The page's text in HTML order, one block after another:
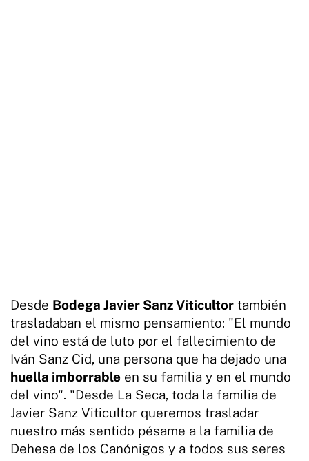
Desde Bodega Javier Sanz Viticultor también
trasladaban el mismo pensamiento: "El mundo
del vino está de luto por el fallecimiento de
Iván Sanz Cid, una persona que ha dejado una
huella imborrable en su familia y en el mundo
del vino". "Desde La Seca, toda la familia de
Javier Sanz Viticultor queremos trasladar
nuestro más sentido pésame a la familia de
Dehesa de los Canónigos y a todos sus seres